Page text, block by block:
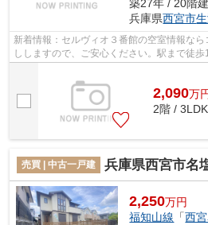
築27年 / 20階
兵庫県西宮市
新着情報：セルヴィオ３番館の空室情報な
ししますので、ご安心ください。駅まで徒
2,090万
2階 /
売買 | 中古一戸建 兵庫県西宮市名
2,250万円
福知山線 「西